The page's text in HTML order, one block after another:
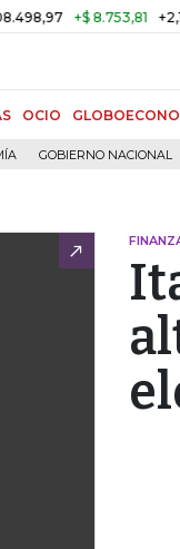
+$ 8.753,81 +2,19%
OCIO
GOBIERNO NACIONAL